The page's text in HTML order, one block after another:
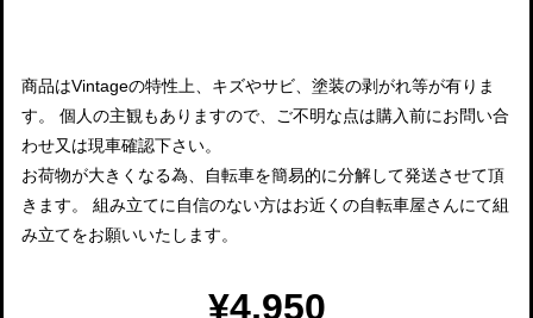
商品はVintageの特性上、キズやサビ、塗装の剥がれ等が有りま
す。 個人の主観もありますので、ご不明な点は購入前にお問い合
わせ又は現車確認下さい。
お荷物が大きくなる為、自転車を簡易的に分解して発送させて頂
きます。 組み立てに自信のない方はお近くの自転車屋さんにて組
み立てをお願いいたします。
¥4,950